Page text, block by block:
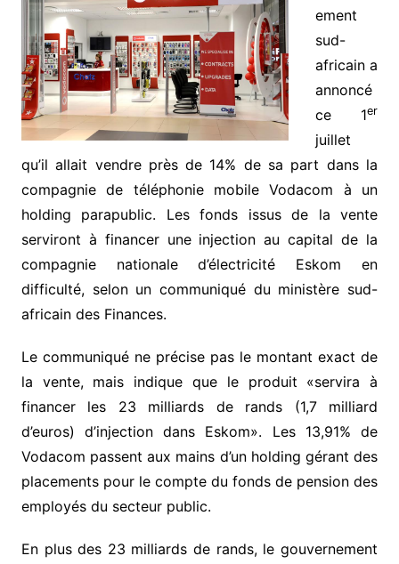
ement
sud-
africain a
annoncé
ce 1er
juillet
qu’il allait vendre près de 14% de sa part dans la
compagnie de téléphonie mobile Vodacom à un
holding parapublic. Les fonds issus de la vente
serviront à financer une injection au capital de la
compagnie nationale d’électricité Eskom en
difficulté, selon un communiqué du ministère sud-
africain des Finances.
Le communiqué ne précise pas le montant exact de
la vente, mais indique que le produit «servira à
financer les 23 milliards de rands (1,7 milliard
d’euros) d’injection dans Eskom». Les 13,91% de
Vodacom passent aux mains d’un holding gérant des
placements pour le compte du fonds de pension des
employés du secteur public.
En plus des 23 milliards de rands, le gouvernement